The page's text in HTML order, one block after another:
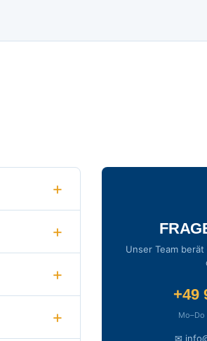
Unser Team
+49
Mo–Do
✉